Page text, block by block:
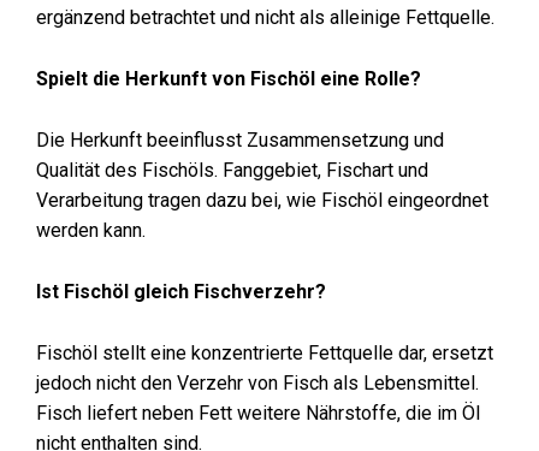
ergänzend betrachtet und nicht als alleinige Fettquelle.
Spielt die Herkunft von Fischöl eine Rolle?
Die Herkunft beeinflusst Zusammensetzung und
Qualität des Fischöls. Fanggebiet, Fischart und
Verarbeitung tragen dazu bei, wie Fischöl eingeordnet
werden kann.
Ist Fischöl gleich Fischverzehr?
Fischöl stellt eine konzentrierte Fettquelle dar, ersetzt
jedoch nicht den Verzehr von Fisch als Lebensmittel.
Fisch liefert neben Fett weitere Nährstoffe, die im Öl
nicht enthalten sind.